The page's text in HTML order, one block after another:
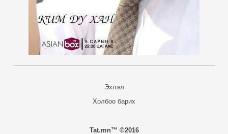
Эхлэл
Холбоо барих
Tat.mn™ ©2016